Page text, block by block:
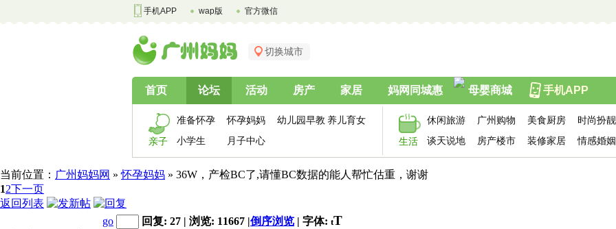
手机APP wap版 官方微信
切换城市
首页 论坛 活动 房产 家居 妈网同城惠 母婴商城 手机APP
亲子
准备怀孕 怀孕妈妈 幼儿园早教 养儿育女
小学生
月子中心 生活
休闲旅游 广州购物 美食厨房
时尚扮靓
谈天说地
房产楼市 装修家居 情感婚姻
当前位置： 广州妈妈网 »怀孕妈妈 » 36W，产检BC了,请懂BC数据的能人帮忙估重，谢谢
12下一页
返回列表
go 回复: 27 | 浏览: 11667 |倒序浏览 | 字体: tT